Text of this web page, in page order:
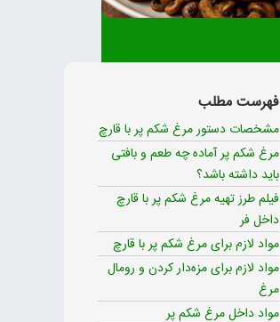
فهرست مطلب
مشخصات دستور مرغ شکم پر با قارچ
مرغ شکم پر آماده چه طعم و بافتی
باید داشته باشد؟
فیلم طرز تهیه مرغ شکم پر با قارچ
داخل فر
مواد لازم برای مرغ شکم پر با قارچ
مواد لازم برای مزه‌دار کردن و رومال
مرغ
مواد داخل مرغ شکم پر